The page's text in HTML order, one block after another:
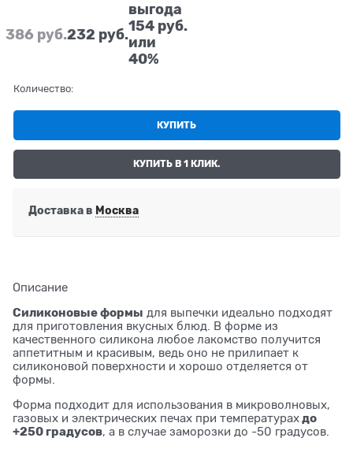
386 руб.232 руб.
выгода
154 руб.
или
40%
Количество:
КУПИТЬ
КУПИТЬ В 1 КЛИК.
Доставка в Москва
Описание
Cиликоновые формы для выпечки идеально подходят
для приготовления вкусных блюд. В форме из
качественного силикона любое лакомство получится
аппетитным и красивым, ведь оно не прилипает к
силиконовой поверхности и хорошо отделяется от
формы.
Форма подходит для использования в микроволновых,
газовых и электрических печах при температурахдо
+250 градусов, а в случае заморозки до -50 градусов.